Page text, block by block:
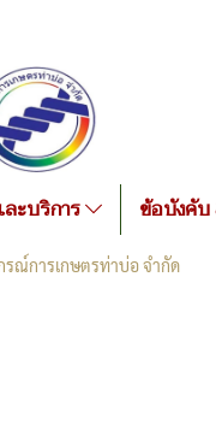
ะบริการ ข้อบังคับ
รณ์การเกษตรท่าบ่อ จำกัด